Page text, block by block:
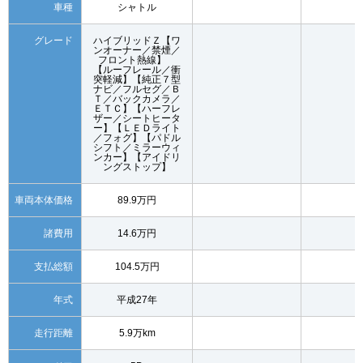
車種 シャトル
グレード
ハイブリッドＺ【ワ
ンオーナー／禁煙／
フロント熱線】
【ルーフレール／衝
突軽減】【純正７型
ナビ／フルセグ／Ｂ
Ｔ／バックカメラ／
ＥＴＣ】【ハーフレ
ザー／シートヒータ
ー】【ＬＥＤライト
／フォグ】【パドル
シフト／ミラーウィ
ンカー】【アイドリ
ングストップ】
車両本体価格 89.9万円
諸費用 14.6万円
支払総額 104.5万円
年式 平成27年
走行距離 5.9万km